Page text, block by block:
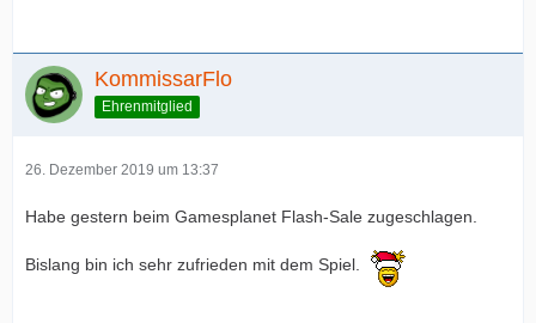
KommissarFlo
Ehrenmitglied
26. Dezember 2019 um 13:37
Habe gestern beim Gamesplanet Flash-Sale zugeschlagen.
Bislang bin ich sehr zufrieden mit dem Spiel.